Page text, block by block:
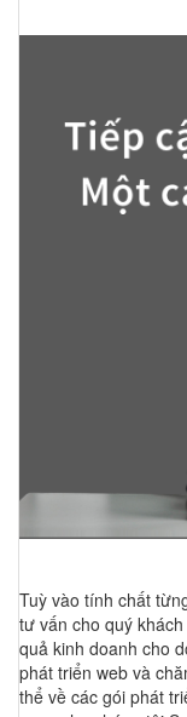
Tuỳ vào tính chất
tư vấn cho quý khách
quả kinh doanh cho
phát triển web và
thể về các gói phát